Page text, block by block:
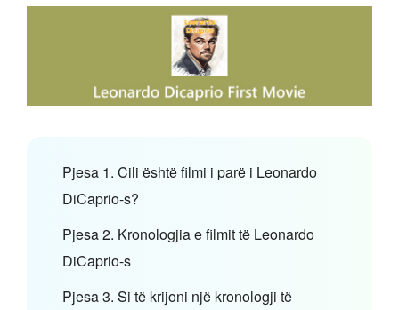
Pjesa 1. Cili është filmi i parë i Leonardo
DiCaprio-s?
Pjesa 2. Kronologjia e filmit të Leonardo
DiCaprio-s
Pjesa 3. Si të krijoni një kronologji të